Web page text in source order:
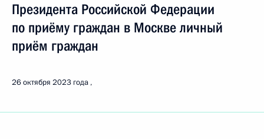
Президента Российской Федерации
по приёму граждан в Москве личный
приём граждан
26 октября 2023 года